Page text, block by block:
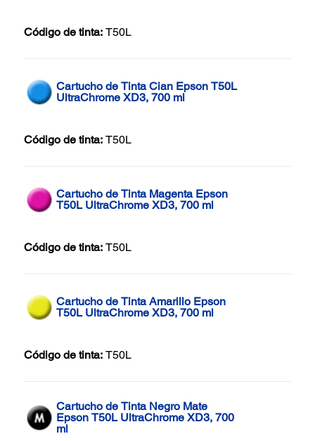
Código de tinta: T50L
Cartucho de Tinta Cian Epson T50L
UltraChrome XD3, 700 ml
Código de tinta: T50L
Cartucho de Tinta Magenta Epson
T50L UltraChrome XD3, 700 ml
Código de tinta: T50L
Cartucho de Tinta Amarillo Epson
T50L UltraChrome XD3, 700 ml
Código de tinta: T50L
Cartucho de Tinta Negro Mate
Epson T50L UltraChrome XD3, 700
ml